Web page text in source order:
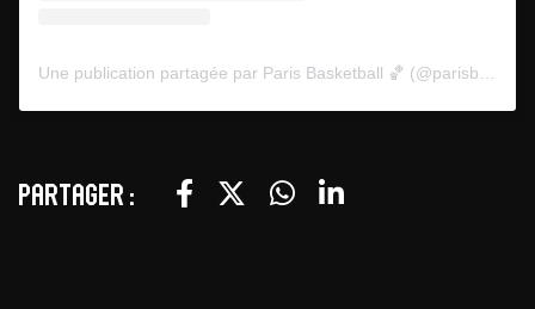
Partager :